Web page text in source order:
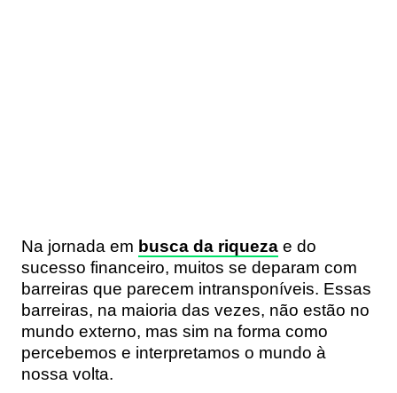
Na jornada em busca da riqueza e do
sucesso financeiro, muitos se deparam com
barreiras que parecem intransponíveis. Essas
barreiras, na maioria das vezes, não estão no
mundo externo, mas sim na forma como
percebemos e interpretamos o mundo à
nossa volta.